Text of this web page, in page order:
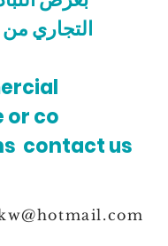
التجاري من
or co
contact us